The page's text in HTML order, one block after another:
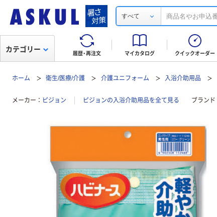
すべて
履歴・再注文 マイカタログ クイックオーダー
カテゴリー
ホーム 衛生/医療/介護 介護ユニフォーム 入浴介助用品
メーカー ピジョン ピジョンの入浴介助用品を全て見る ブランド